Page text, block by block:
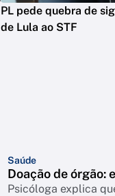
PL pede quebra de
de Lula ao STF
Saúde
Doação de órgão:
Psicóloga explica